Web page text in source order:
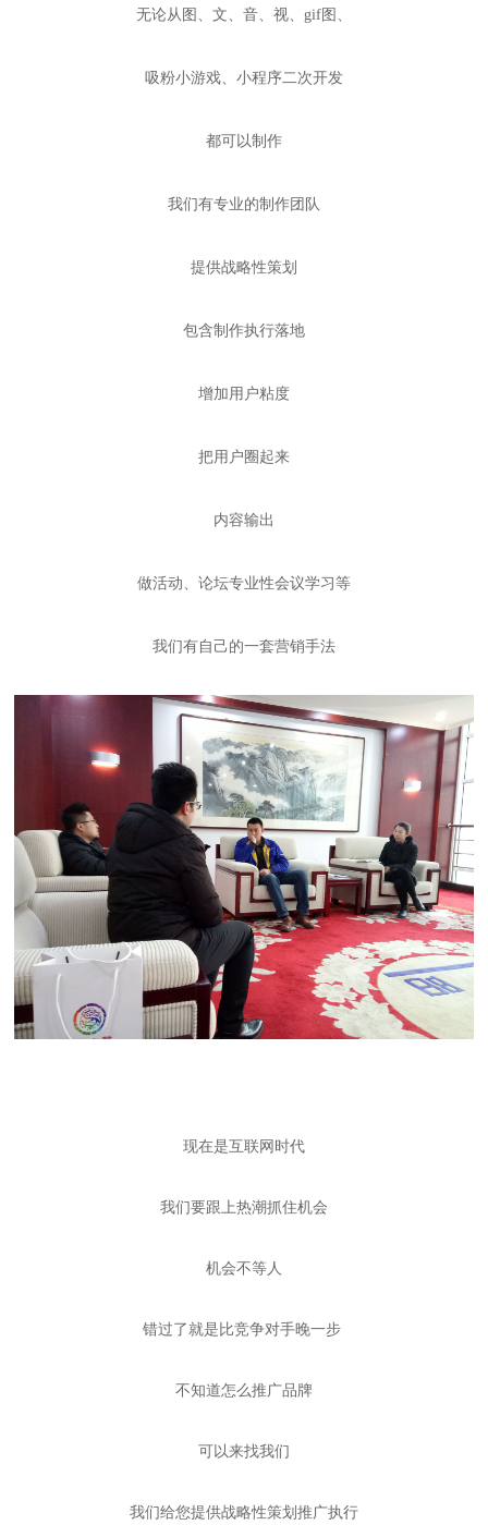
无论从图、文、音、视、gif图、
吸粉小游戏、小程序二次开发
都可以制作
我们有专业的制作团队
提供战略性策划
包含制作执行落地
增加用户粘度
把用户圈起来
内容输出
做活动、论坛专业性会议学习等
我们有自己的一套营销手法
现在是互联网时代
我们要跟上热潮抓住机会
机会不等人
错过了就是比竞争对手晚一步
不知道怎么推广品牌
可以来找我们
我们给您提供战略性策划推广执行